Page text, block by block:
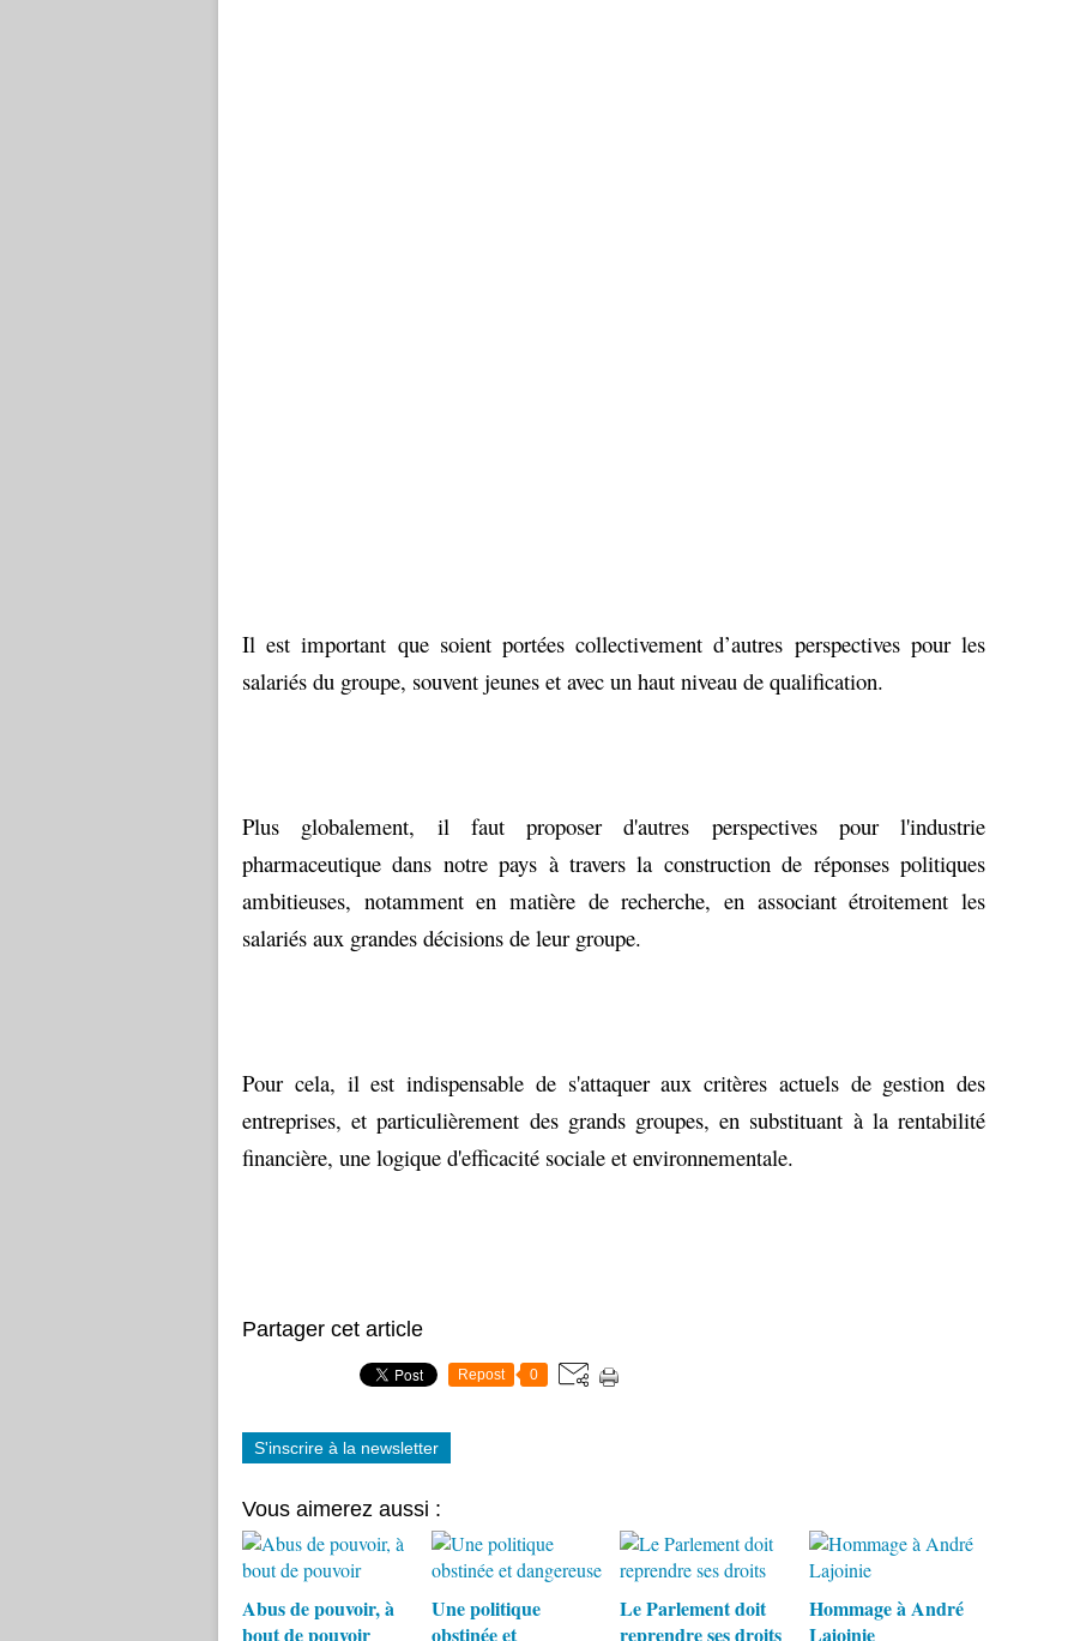
Il est important que soient portées collectivement d’autres perspectives pour les
salariés du groupe, souvent jeunes et avec un haut niveau de qualification.
Plus globalement, il faut proposer d'autres perspectives pour l'industrie
pharmaceutique dans notre pays à travers la construction de réponses politiques
ambitieuses, notamment en matière de recherche, en associant étroitement les
salariés aux grandes décisions de leur groupe.
Pour cela, il est indispensable de s'attaquer aux critères actuels de gestion des
entreprises, et particulièrement des grands groupes, en substituant à la rentabilité
financière, une logique d'efficacité sociale et environnementale.
Partager cet article
Repost 0
S'inscrire à la newsletter
Vous aimerez aussi :
Abus de pouvoir, à
bout de pouvoir
Une politique
obstinée et
Le Parlement doit
reprendre ses droits
Hommage à André
Lajoinie